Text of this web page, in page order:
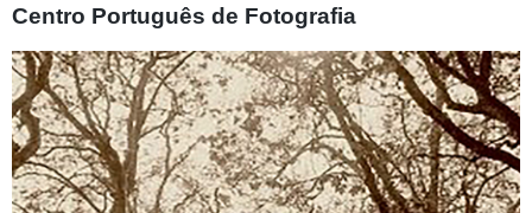
Centro Português de Fotografia